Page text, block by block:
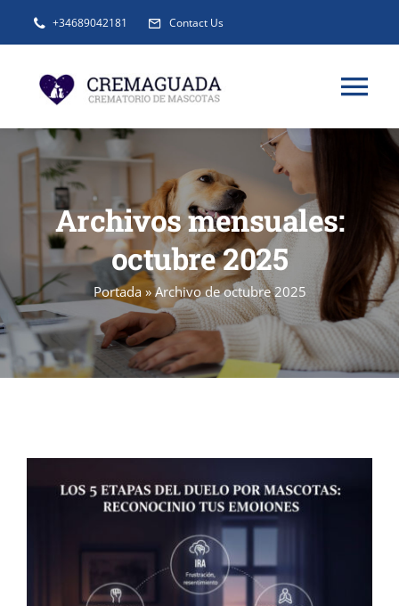
+34689042181 Contact Us
INFORMACIÓN
SERVICIOS
URNAS Y RECUERDOS
BLOG
Archivos mensuales:
octubre 2025
Portada »Archivo de octubre 2025